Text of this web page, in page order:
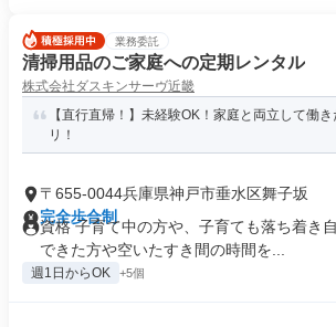
業務委託
清掃用品のご家庭への定期レンタル
株式会社ダスキンサーヴ近畿
【直行直帰！】未経験OK！家庭と両立して働
リ！
〒655-0044兵庫県神戸市垂水区舞子坂
完全歩合制
資格 子育て中の方や、子育ても落ち着き
できた方や空いたすき間の時間を...
週1日からOK +5個